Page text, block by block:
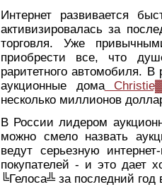
Интернет развивается
активизировалась за
торговля. Уже
приобрести все, что
раритетного автомобиля. В
аукционные дома
несколько миллионов
В России лидером
можно смело назвать
ведут серьезную
покупателей - и это дает
╚Гелоса╩ за последний год